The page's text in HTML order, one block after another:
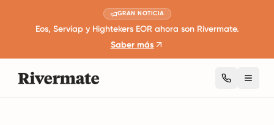
GRAN NOTICIA
Eos, Serviap y Hightekers EOR ahora son Rivermate.
Saber más